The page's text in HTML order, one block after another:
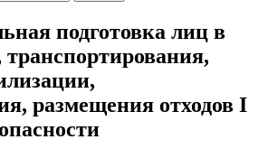
подготовка лиц в
транспортирования,
размещения отходов I